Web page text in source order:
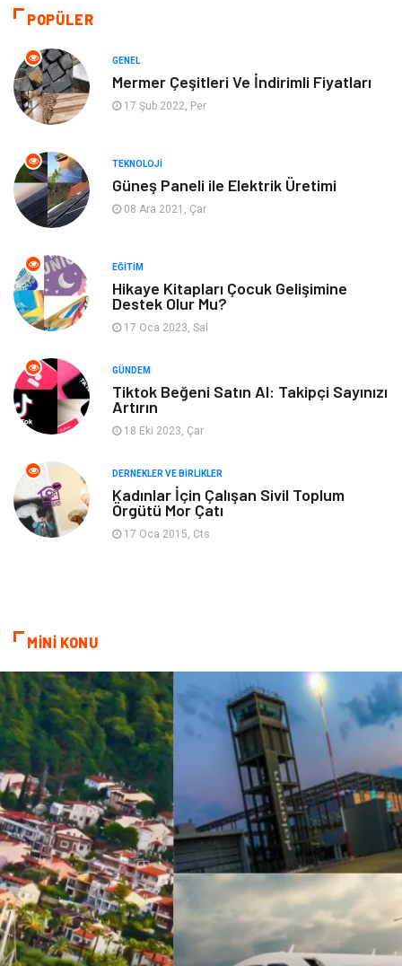
Gündem
Otomotiv
Yapı İnşaat
Tatil Emlak
Organizasyon Metal Maden
Spor
Turizm
Hediyelik Eşya
Aksesuar Basın Yayın
Bebek Giyim Nakliyat
Ambalaj
Bitkisel Ürünler Pazarlama
Markalar Tarım & Hayvancılık
Bilişim Dernekler ve Birlikler
İthalat İhracat
POPÜLER
GENEL
Mermer Çeşitleri Ve İndirimli Fiyatları
17 Şub 2022, Per
TEKNOLOJI
Güneş Paneli ile Elektrik Üretimi
08 Ara 2021, Çar
EĞITIM
Hikaye Kitapları Çocuk Gelişimine
Destek Olur Mu?
17 Oca 2023, Sal
GÜNDEM
Tiktok Beğeni Satın Al: Takipçi Sayınızı
Artırın
18 Eki 2023, Çar
DERNEKLER VE BIRLIKLER
Kadınlar İçin Çalışan Sivil Toplum
Örgütü Mor Çatı
17 Oca 2015, Cts
MİNİ KONU